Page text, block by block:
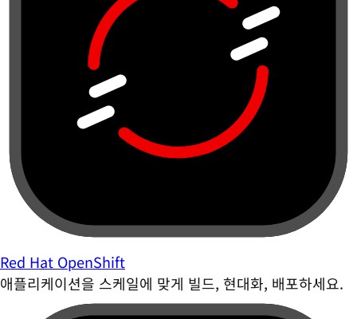
Red Hat OpenShift
애플리케이션을 스케일에 맞게 빌드, 현대화, 배포하세요.